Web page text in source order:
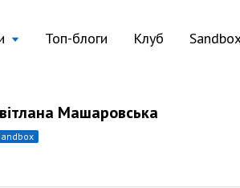
Топ-блоги Клуб
Машаровська
sandbox